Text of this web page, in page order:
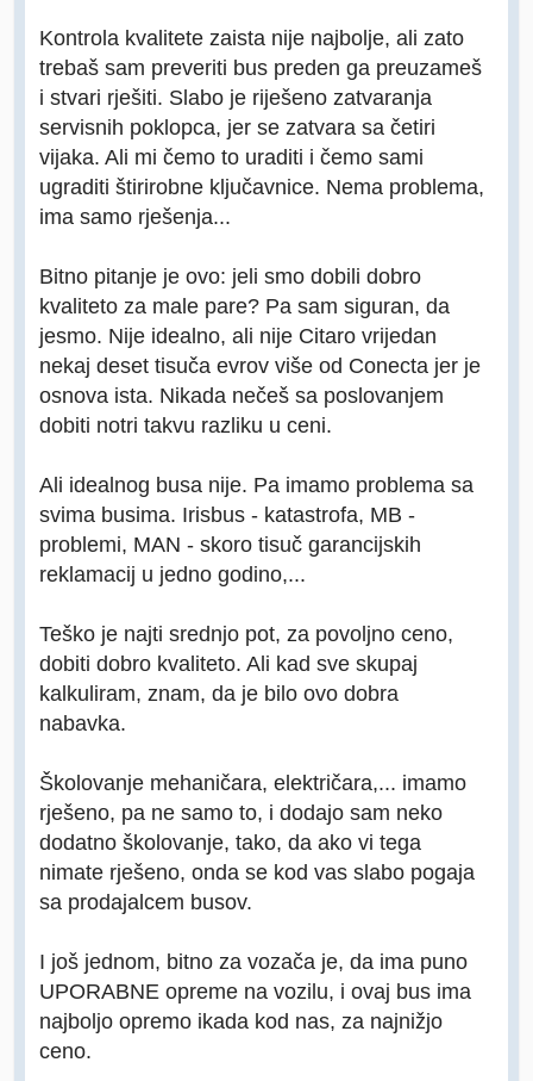
Kontrola kvalitete zaista nije najbolje, ali zato
trebaš sam preveriti bus preden ga preuzameš
i stvari rješiti. Slabo je riješeno zatvaranja
servisnih poklopca, jer se zatvara sa četiri
vijaka. Ali mi čemo to uraditi i čemo sami
ugraditi štirirobne ključavnice. Nema problema,
ima samo rješenja...
Bitno pitanje je ovo: jeli smo dobili dobro
kvaliteto za male pare? Pa sam siguran, da
jesmo. Nije idealno, ali nije Citaro vrijedan
nekaj deset tisuča evrov više od Conecta jer je
osnova ista. Nikada nečeš sa poslovanjem
dobiti notri takvu razliku u ceni.
Ali idealnog busa nije. Pa imamo problema sa
svima busima. Irisbus - katastrofa, MB -
problemi, MAN - skoro tisuč garancijskih
reklamacij u jedno godino,...
Teško je najti srednjo pot, za povoljno ceno,
dobiti dobro kvaliteto. Ali kad sve skupaj
kalkuliram, znam, da je bilo ovo dobra
nabavka.
Školovanje mehaničara, električara,... imamo
rješeno, pa ne samo to, i dodajo sam neko
dodatno školovanje, tako, da ako vi tega
nimate rješeno, onda se kod vas slabo pogaja
sa prodajalcem busov.
I još jednom, bitno za vozača je, da ima puno
UPORABNE opreme na vozilu, i ovaj bus ima
najboljo opremo ikada kod nas, za najnižjo
ceno.